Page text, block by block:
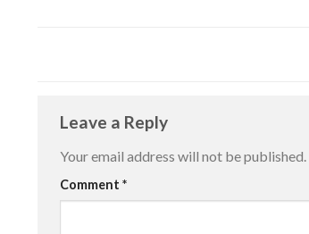
Leave a Reply
Your email address will not be published.
Comment *